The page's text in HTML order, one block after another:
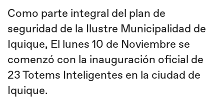
Como parte integral del plan de
seguridad de la Ilustre Municipalidad de
Iquique, El lunes 10 de Noviembre se
comenzó con la inauguración oficial de
23 Totems Inteligentes en la ciudad de
Iquique.